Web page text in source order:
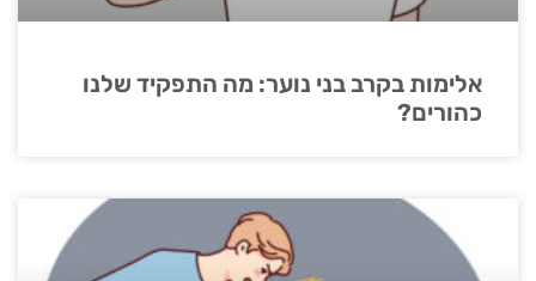
אלימות בקרב בני נוער: מה התפקיד שלנו
כהורים?